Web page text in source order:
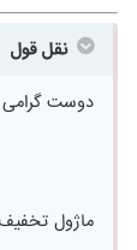
نقل قول
دوست
ماژول